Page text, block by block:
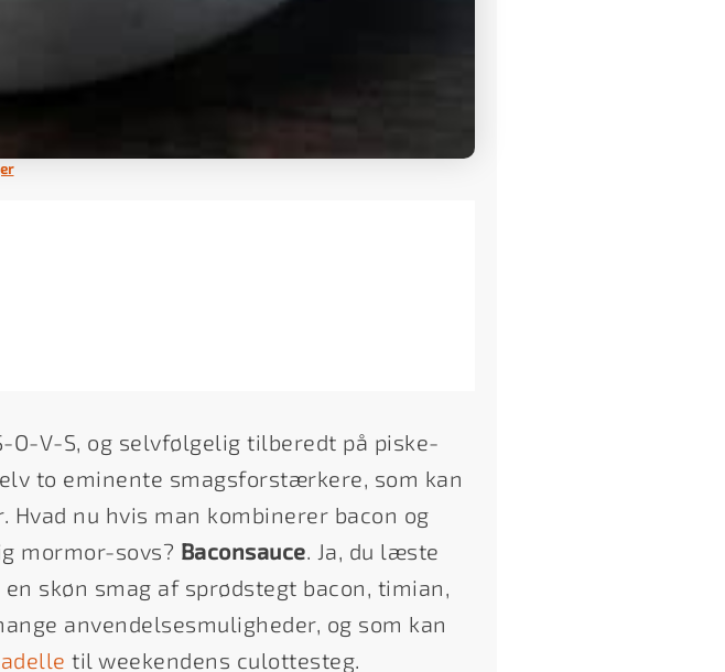
O-V-S, og selvfølgelig tilberedt på piske-
to eminente smagsforstærkere, som kan
nu hvis man kombinerer bacon og
mormor-sovs? Baconsauce. Ja, du læste
skøn smag af sprødstegt bacon, timian,
anvendelsesmuligheder, og som kan
til weekendens culottesteg.